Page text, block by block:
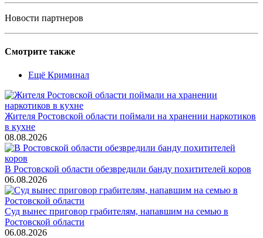
Новости партнеров
Смотрите также
Ещё Криминал
Жителя Ростовской области поймали на хранении наркотиков
в кухне
08.08.2026
В Ростовской области обезвредили банду похитителей коров
06.08.2026
Суд вынес приговор грабителям, напавшим на семью в
Ростовской области
06.08.2026